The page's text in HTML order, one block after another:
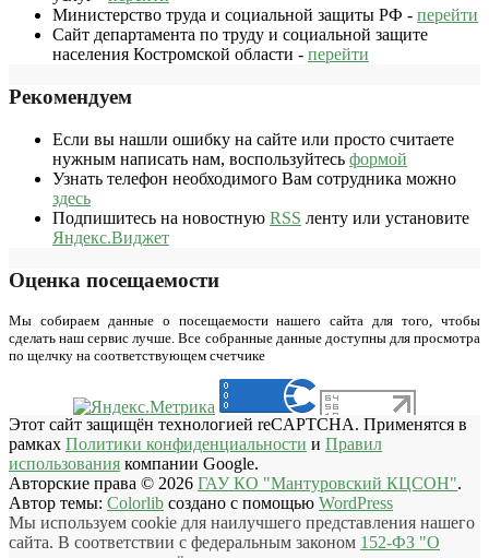
Министерство труда и социальной защиты РФ - перейти
Сайт департамента по труду и социальной защите
населения Костромской области - перейти
Рекомендуем
Если вы нашли ошибку на сайте или просто считаете
нужным написать нам, воспользуйтесь формой
Узнать телефон необходимого Вам сотрудника можно
здесь
Подпишитесь на новостную RSS ленту или установите
Яндекс.Виджет
Оценка посещаемости
Мы собираем данные о посещаемости нашего сайта для того, чтобы
сделать наш сервис лучше. Все собранные данные доступны для просмотра
по щелчку на соответствующем счетчике
Этот сайт защищён технологией reCAPTCHA. Применятся в
рамках Политики конфиденциальности и Правил
использования компании Google.
Авторские права © 2026 ГАУ КО "Мантуровский КЦСОН".
Автор темы: Colorlib создано с помощью WordPress
Мы используем cookie для наилучшего представления нашего
сайта. В соответствии с федеральным законом 152-ФЗ "О